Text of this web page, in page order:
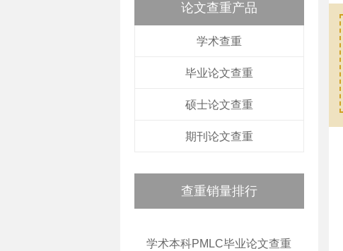
论文查重产品
学术查重
毕业论文查重
硕士论文查重
期刊论文查重
查重销量排行
学术本科PMLC毕业论文查重